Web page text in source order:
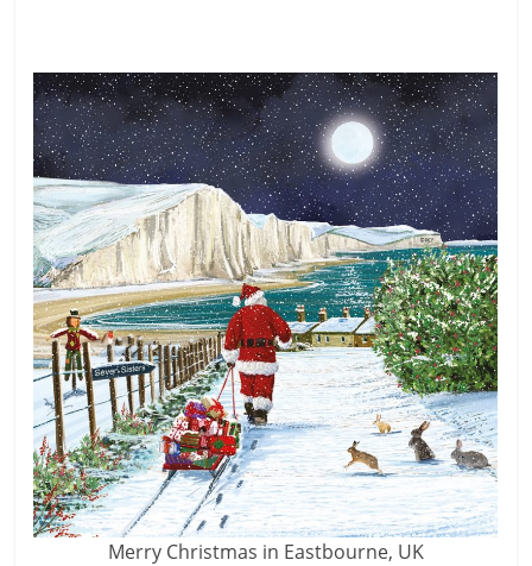
Merry Christmas in Eastbourne, UK